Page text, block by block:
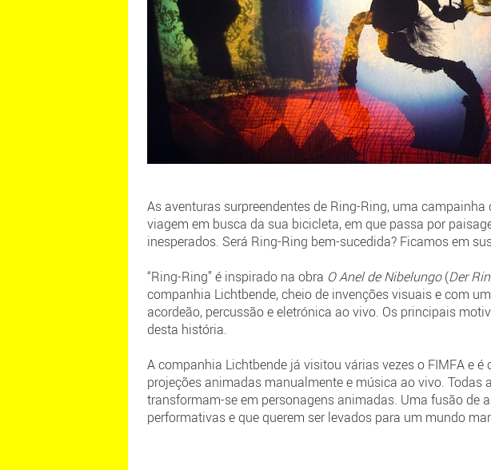
As aventuras surpreendentes de Ring-Ring, uma
viagem em busca da sua bicicleta, em que passa por
inesperados. Será Ring-Ring bem-sucedida? Ficamos em
“Ring-Ring” é inspirado na obra O Anel de Nibelungo(Der
companhia Lichtbende, cheio de invenções visuais e com
acordeão, percussão e eletrónica ao vivo. Os principais
desta história.
A companhia Lichtbende já visitou várias vezes o FIMFA e
projeções animadas manualmente e música ao vivo.
transformam-se em personagens animadas. Uma fusão de
performativas e que querem ser levados para um mundo